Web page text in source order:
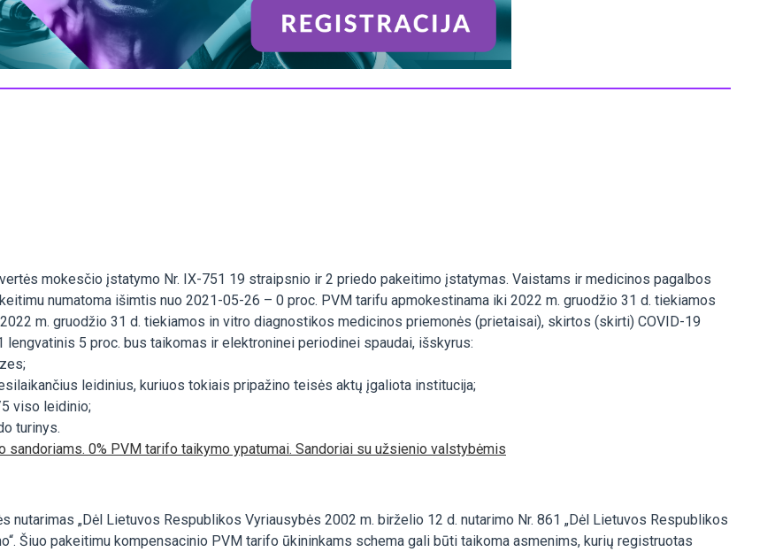
mokesčio įstatymo Nr. IX-751 19 straipsnio ir 2 priedo pakeitimo įstatymas. Vaistams ir medicinos pagalbos
numatoma išimtis nuo 2021-05-26 – 0 proc. PVM tarifu apmokestinama iki 2022 m. gruodžio 31 d. tiekiamos
m. gruodžio 31 d. tiekiamos in vitro diagnostikos medicinos priemonės (prietaisai), skirtos (skirti) COVID-19
5 proc. bus taikomas ir elektroninei periodinei spaudai, išskyrus:
leidinius, kuriuos tokiais pripažino teisės aktų įgaliota institucija;
viso leidinio;
turinys.
sandoriams. 0% PVM tarifo taikymo ypatumai. Sandoriai su užsienio valstybėmis
„Dėl Lietuvos Respublikos Vyriausybės 2002 m. birželio 12 d. nutarimo Nr. 861 „Dėl Lietuvos Respublikos
Šiuo pakeitimu kompensacinio PVM tarifo ūkininkams schema gali būti taikoma asmenims, kurių registruotas